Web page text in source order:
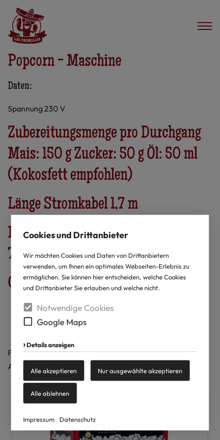
Cookies und Drittanbieter
Wir möchten Cookies und Daten von Drittanbietern
verwenden, um Ihnen ein optimales Webseiten-Erlebnis zu
ermöglichen. Sie können hier entscheiden, welche Cookies
und Drittanbieter Sie erlauben und welche nicht.
Notwendige Cookies
Google Maps
Details anzeigen
Alle akzeptieren Nur ausgewählte akzeptieren
Alle ablehnen
Impressum Datenschutz
Popcorn - Maschine
Daten:
Spannung 230 V
Zubereitungsmenge pro Durchgang
Mais: 150 g Zucker: 50 g Öl: 50 ml
(Kokosfett empfohlen)
Länge Stromkabel 1,7 m
Maße (LxBxH) 56,00 x 42,00 x
76,00 cm
Gewicht 22 kg
Popcorntüten und Geschmackszucker können gegen
Aufpreis erworben werden